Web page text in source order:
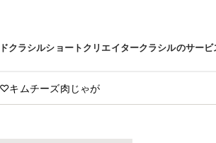
クラシルショートクリエイタークラシルのサービ
キムチーズ肉じゃが